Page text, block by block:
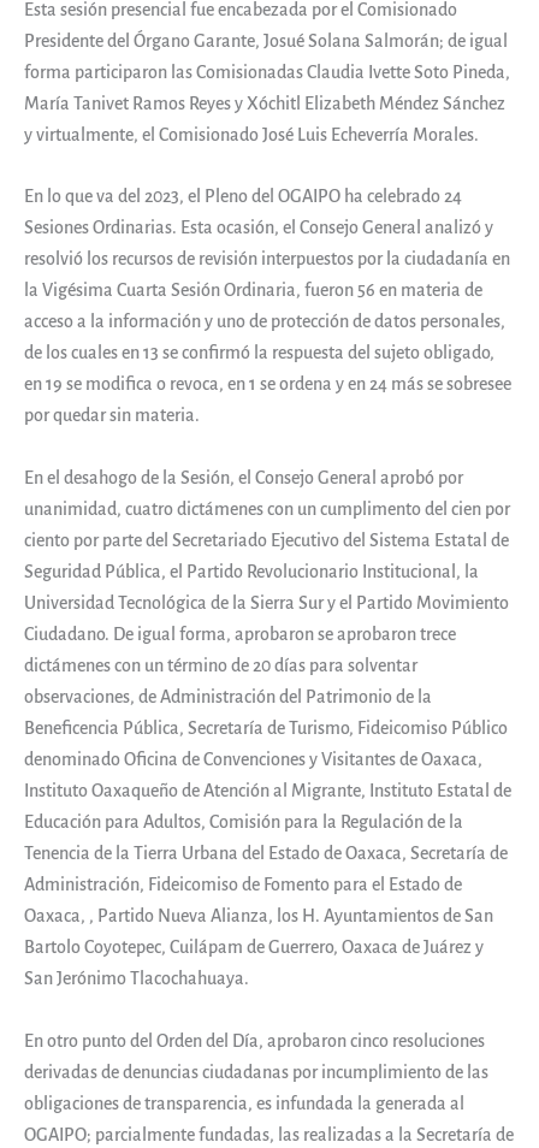
Esta sesión presencial fue encabezada por el Comisionado
Presidente del Órgano Garante, Josué Solana Salmorán; de igual
forma participaron las Comisionadas Claudia Ivette Soto Pineda,
María Tanivet Ramos Reyes y Xóchitl Elizabeth Méndez Sánchez
y virtualmente, el Comisionado José Luis Echeverría Morales.
En lo que va del 2023, el Pleno del OGAIPO ha celebrado 24
Sesiones Ordinarias. Esta ocasión, el Consejo General analizó y
resolvió los recursos de revisión interpuestos por la ciudadanía en
la Vigésima Cuarta Sesión Ordinaria, fueron 56 en materia de
acceso a la información y uno de protección de datos personales,
de los cuales en 13 se confirmó la respuesta del sujeto obligado,
en 19 se modifica o revoca, en 1 se ordena y en 24 más se sobresee
por quedar sin materia.
En el desahogo de la Sesión, el Consejo General aprobó por
unanimidad, cuatro dictámenes con un cumplimento del cien por
ciento por parte del Secretariado Ejecutivo del Sistema Estatal de
Seguridad Pública, el Partido Revolucionario Institucional, la
Universidad Tecnológica de la Sierra Sur y el Partido Movimiento
Ciudadano. De igual forma, aprobaron se aprobaron trece
dictámenes con un término de 20 días para solventar
observaciones, de Administración del Patrimonio de la
Beneficencia Pública, Secretaría de Turismo, Fideicomiso Público
denominado Oficina de Convenciones y Visitantes de Oaxaca,
Instituto Oaxaqueño de Atención al Migrante, Instituto Estatal de
Educación para Adultos, Comisión para la Regulación de la
Tenencia de la Tierra Urbana del Estado de Oaxaca, Secretaría de
Administración, Fideicomiso de Fomento para el Estado de
Oaxaca, , Partido Nueva Alianza, los H. Ayuntamientos de San
Bartolo Coyotepec, Cuilápam de Guerrero, Oaxaca de Juárez y
San Jerónimo Tlacochahuaya.
En otro punto del Orden del Día, aprobaron cinco resoluciones
derivadas de denuncias ciudadanas por incumplimiento de las
obligaciones de transparencia, es infundada la generada al
OGAIPO; parcialmente fundadas, las realizadas a la Secretaría de